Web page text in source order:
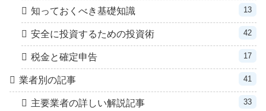
知っておくべき基礎知識 13
安全に投資するための投資術 42
税金と確定申告 17
業者別の記事 41
主要業者の詳しい解説記事 33